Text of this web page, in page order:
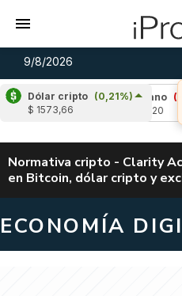
9/8/2026
Dólar cripto (0,21%)
$ 1573,66
Cardano
(-
Normativa cripto - Clarity
en Bitcoin, dólar cripto y
ECONOMÍA